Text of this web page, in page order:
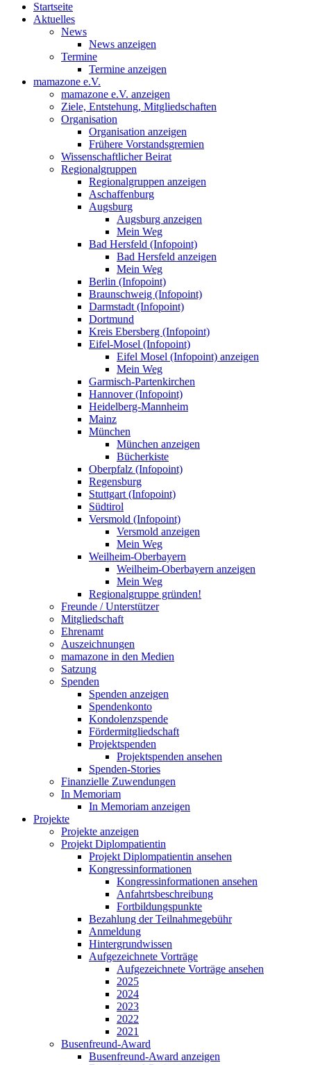
Startseite
Aktuelles
News
News anzeigen
Termine
Termine anzeigen
mamazone e.V.
mamazone e.V. anzeigen
Ziele, Entstehung, Mitgliedschaften
Organisation
Organisation anzeigen
Frühere Vorstandsgremien
Wissenschaftlicher Beirat
Regionalgruppen
Regionalgruppen anzeigen
Aschaffenburg
Augsburg
Augsburg anzeigen
Mein Weg
Bad Hersfeld (Infopoint)
Bad Hersfeld anzeigen
Mein Weg
Berlin (Infopoint)
Braunschweig (Infopoint)
Darmstadt (Infopoint)
Dortmund
Kreis Ebersberg (Infopoint)
Eifel-Mosel (Infopoint)
Eifel Mosel (Infopoint) anzeigen
Mein Weg
Garmisch-Partenkirchen
Hannover (Infopoint)
Heidelberg-Mannheim
Mainz
München
München anzeigen
Bücherkiste
Oberpfalz (Infopoint)
Regensburg
Stuttgart (Infopoint)
Südtirol
Versmold (Infopoint)
Versmold anzeigen
Mein Weg
Weilheim-Oberbayern
Weilheim-Oberbayern anzeigen
Mein Weg
Regionalgruppe gründen!
Freunde / Unterstützer
Mitgliedschaft
Ehrenamt
Auszeichnungen
mamazone in den Medien
Satzung
Spenden
Spenden anzeigen
Spendenkonto
Kondolenzspende
Fördermitgliedschaft
Projektspenden
Projektspenden ansehen
Spenden-Stories
Finanzielle Zuwendungen
In Memoriam
In Memoriam anzeigen
Projekte
Projekte anzeigen
Projekt Diplompatientin
Projekt Diplompatientin ansehen
Kongressinformationen
Kongressinformationen ansehen
Anfahrtsbeschreibung
Fortbildungspunkte
Bezahlung der Teilnahmegebühr
Anmeldung
Hintergrundwissen
Aufgezeichnete Vorträge
Aufgezeichnete Vorträge ansehen
2025
2024
2023
2022
2021
Busenfreund-Award
Busenfreund-Award anzeigen